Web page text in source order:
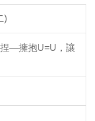
)
—擁抱U=U，讓